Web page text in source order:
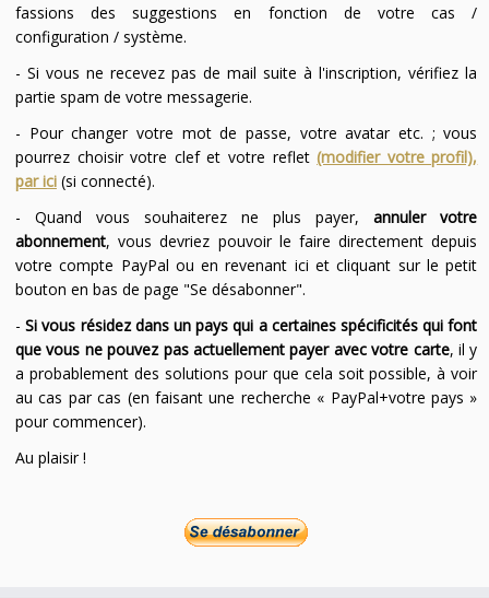
fassions des suggestions en fonction de votre cas /
configuration / système.
- Si vous ne recevez pas de mail suite à l'inscription, vérifiez la
partie spam de votre messagerie.
- Pour changer votre mot de passe, votre avatar etc. ; vous
pourrez choisir votre clef et votre reflet(modifier votre profil),
par ici(si connecté).
- Quand vous souhaiterez ne plus payer,annuler votre
abonnement, vous devriez pouvoir le faire directement depuis
votre compte PayPal ou en revenant ici et cliquant sur le petit
bouton en bas de page "Se désabonner".
-Si vous résidez dans un pays qui a certaines spécificités qui font
que vous ne pouvez pas actuellement payer avec votre carte, il y
a probablement des solutions pour que cela soit possible, à voir
au cas par cas (en faisant une recherche « PayPal+votre pays »
pour commencer).
Au plaisir !